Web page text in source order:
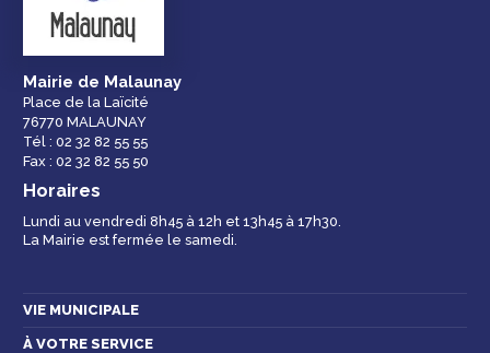
Espace famille
Mairie de Malaunay
Place de la Laïcité
76770 MALAUNAY
Tél : 02 32 82 55 55
Fax : 02 32 82 55 50
Horaires
Lundi au vendredi 8h45 à 12h et 13h45 à 17h30.
La Mairie est fermée le samedi.
VIE MUNICIPALE
À VOTRE SERVICE